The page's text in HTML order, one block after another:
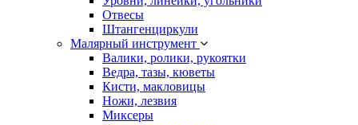
Отвесы
Штангенциркули
Малярный инструмент
Валики, ролики, рукоятки
Ведра, тазы, кюветы
Кисти, макловицы
Ножи, лезвия
Миксеры